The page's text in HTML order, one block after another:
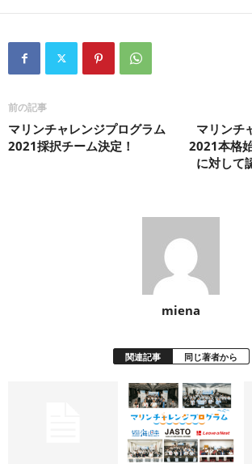
前の記事
マリンチャレンジプログラム
2021採択チーム決定！
マリンチ
2021本格
に対して
miena
関連記事 同じ著者から